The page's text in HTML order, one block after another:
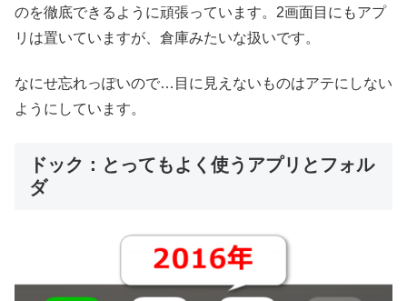
のを徹底できるように頑張っています。2画面目にもアプ
リは置いていますが、倉庫みたいな扱いです。
なにせ忘れっぽいので…目に見えないものはアテにしない
ようにしています。
ドック：とってもよく使うアプリとフォル
ダ